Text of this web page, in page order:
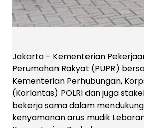
Jakarta – Kementerian
Perumahan Rakyat (PUPR)
Kementerian Perhubungan,
(Korlantas) POLRI dan juga
bekerja sama dalam
kenyamanan arus mudik